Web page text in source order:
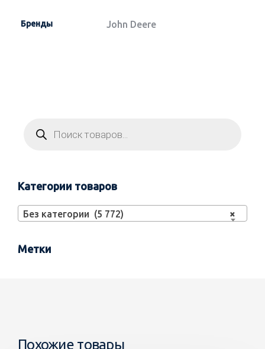
Бренды John Deere
Категории товаров
×
Без категории (5 772)
Метки
Похожие товары